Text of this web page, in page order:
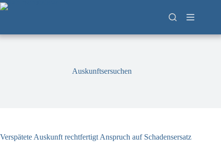
Zum
Inhalt
Auskunftsersuchen
Verspätete Auskunft rechtfertigt Anspruch auf Schadensersatz